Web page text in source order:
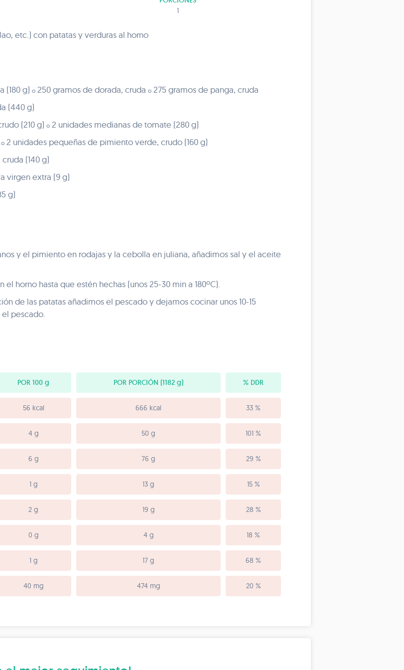
1
etc.) con patatas y verduras al horno
(180 g) o 250 gramos de dorada, cruda o 275 gramos de panga, cruda
(440 g)
(210 g) o 2 unidades medianas de tomate (280 g)
o 2 unidades pequeñas de pimiento verde, crudo (160 g)
(140 g)
virgen extra (9 g)
g)
y el pimiento en rodajas y la cebolla en juliana, añadimos sal y el aceite
horno hasta que estén hechas (unos 25-30 min a 180ºC).
de las patatas añadimos el pescado y dejamos cocinar unos 10-15
pescado.
POR 100 g POR PORCIÓN (1182 g) % DDR
56 kcal 666 kcal 33 %
4 g 50 g 101 %
6 g 76 g 29 %
1 g 13 g 15 %
2 g 19 g 28 %
0 g 4 g 18 %
1 g 17 g 68 %
40 mg 474 mg 20 %